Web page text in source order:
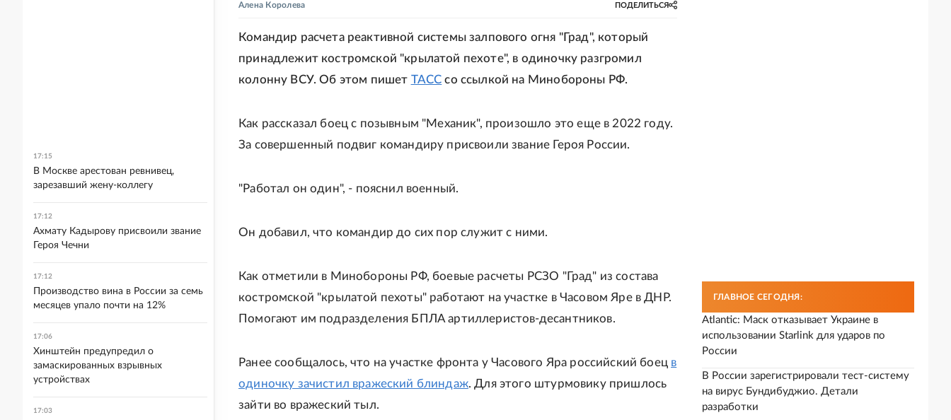
Алена Королева ПОДЕЛИТЬСЯ
Командир расчета реактивной системы залпового огня "Град", который
принадлежит костромской "крылатой пехоте", в одиночку разгромил
колонну ВСУ. Об этом пишет ТАСС со ссылкой на Минобороны РФ.
Как рассказал боец с позывным "Механик", произошло это еще в 2022 году.
За совершенный подвиг командиру присвоили звание Героя России.
"Работал он один", - пояснил военный.
Он добавил, что командир до сих пор служит с ними.
Как отметили в Минобороны РФ, боевые расчеты РСЗО "Град" из состава
костромской "крылатой пехоты" работают на участке в Часовом Яре в ДНР.
Помогают им подразделения БПЛА артиллеристов-десантников.
Ранее сообщалось, что на участке фронта у Часового Яра российский боец в
одиночку зачистил вражеский блиндаж. Для этого штурмовику пришлось
зайти во вражеский тыл.
ГЛАВНОЕ СЕГОДНЯ:
Atlantic: Маск отказывает Украине в
использовании Starlink для ударов по
России
В России зарегистрировали тест-систему
на вирус Бундибуджио. Детали
разработки
17:15
В Москве арестован ревнивец,
зарезавший жену-коллегу
17:12
Ахмату Кадырову присвоили звание
Героя Чечни
17:12
Производство вина в России за семь
месяцев упало почти на 12%
17:06
Хинштейн предупредил о
замаскированных взрывных
устройствах
17:03